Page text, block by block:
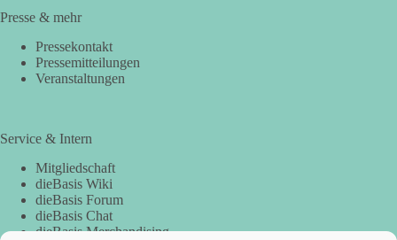
Presse & mehr
Pressekontakt
Pressemitteilungen
Veranstaltungen
Service & Intern
Mitgliedschaft
dieBasis Wiki
dieBasis Forum
dieBasis Chat
dieBasis Merchandising